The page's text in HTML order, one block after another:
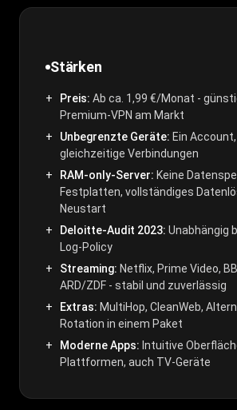
Stärken
Preis: Ab ca. 1,99 €/Monat -
Premium-VPN am Markt
Unbegrenzte Geräte: Ein
gleichzeitige Verbindungen
RAM-only-Server: Keine
Festplatten, vollständiges
Neustart
Deloitte-Audit 2023: Unabhängig
Log-Policy
Streaming: Netflix, Prime Video,
ARD/ZDF - stabil und zuverlässig
Extras: MultiHop, CleanWeb,
Rotation in einem Paket
Moderne Apps: Intuitive
Plattformen, auch TV-Geräte